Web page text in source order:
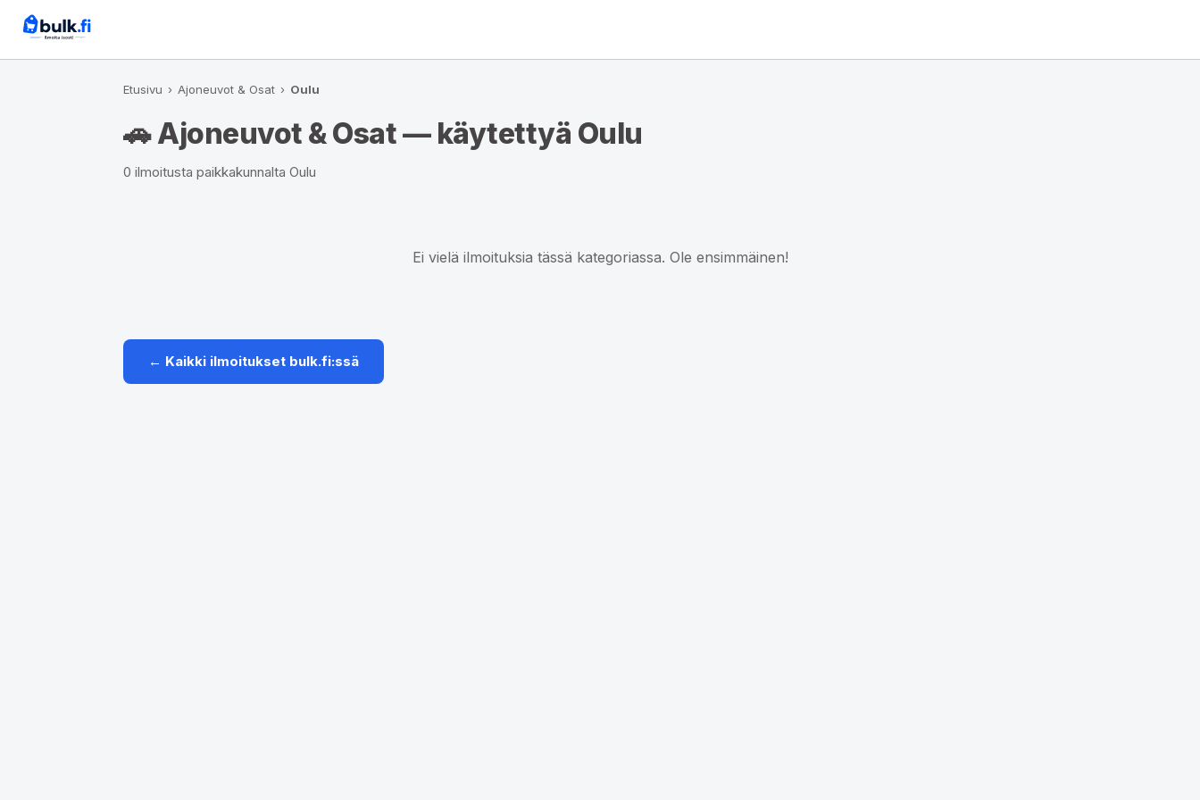
Etusivu › Ajoneuvot & Osat › Oulu
🚗 Ajoneuvot & Osat — käytettyä Oulu
0 ilmoitusta paikkakunnalta Oulu
Ei vielä ilmoituksia tässä kategoriassa. Ole ensimmäinen!
← Kaikki ilmoitukset bulk.fi:ssä